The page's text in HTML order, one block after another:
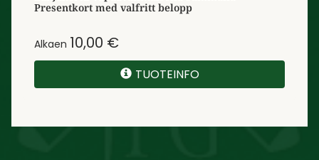
Presentkort med valfritt belopp
Alkaen 10,00 €
TUOTEINFO